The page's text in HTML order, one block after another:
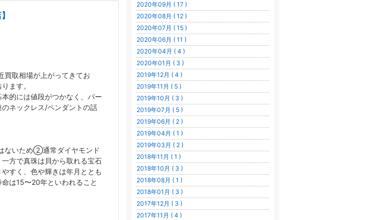
買取相場が上がってきてお
ます。
的には値段がつかなく、パー
ネックレス/ペンダントの話
ないため②通常ダイヤモンド
方で真珠は貝から取れる宝石
すく、色や輝きは年月ととも
は15〜20年といわれること
2020年09月 ( 17 )
2020年08月 ( 12 )
2020年07月 ( 15 )
2020年06月 ( 11 )
2020年04月 ( 4 )
2020年01月 ( 3 )
2019年12月 ( 4 )
2019年11月 ( 5 )
2019年10月 ( 3 )
2019年07月 ( 5 )
2019年06月 ( 2 )
2019年04月 ( 1 )
2019年03月 ( 2 )
2018年11月 ( 1 )
2018年10月 ( 3 )
2018年08月 ( 1 )
2018年01月 ( 3 )
2017年12月 ( 3 )
2017年11月 ( 4 )